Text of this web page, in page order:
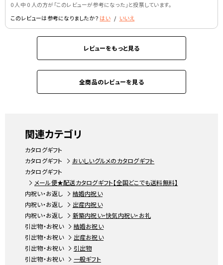
オネスト
詳しくはこちら
0 人中 0 人の方が｢このレビューが参考になった｣と投票しています。
このレビューは参考になりましたか？ はい/ いいえ
レビューをもっと見る
全商品のレビューを見る
関連カテゴリ
カタログギフト
カタログギフト
おいしいグルメのカタログギフト
カタログギフト
メール便★配送カタログギフト【全国どこでも送料無料】
内祝い・お返し
結婚内祝い
内祝い・お返し
出産内祝い
内祝い・お返し
新築内祝い・快気内祝い・お礼
引出物・お祝い
結婚お祝い
引出物・お祝い
出産お祝い
引出物・お祝い
引出物
引出物・お祝い
一般ギフト